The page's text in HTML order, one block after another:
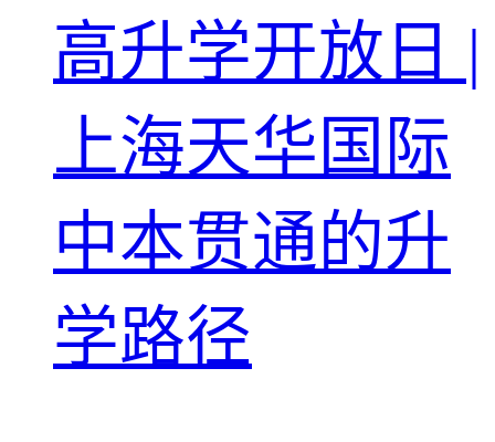
高升学开放日 |
上海天华国际
中本贯通的升
学路径